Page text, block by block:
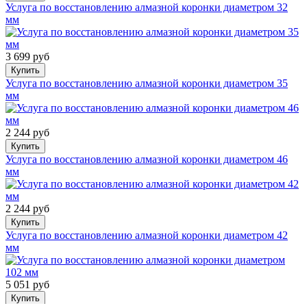
Услуга по восстановлению алмазной коронки диаметром 32
мм
3 699 руб
Купить
Услуга по восстановлению алмазной коронки диаметром 35
мм
2 244 руб
Купить
Услуга по восстановлению алмазной коронки диаметром 46
мм
2 244 руб
Купить
Услуга по восстановлению алмазной коронки диаметром 42
мм
5 051 руб
Купить